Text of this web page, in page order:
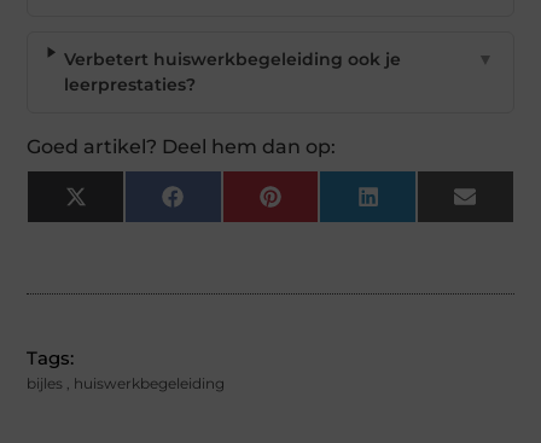
Verbetert huiswerkbegeleiding ook je
leerprestaties?
▼
Goed artikel? Deel hem dan op:
X
(Twitter)
Facebook Pinterest LinkedIn Email
Tags:
bijles huiswerkbegeleiding